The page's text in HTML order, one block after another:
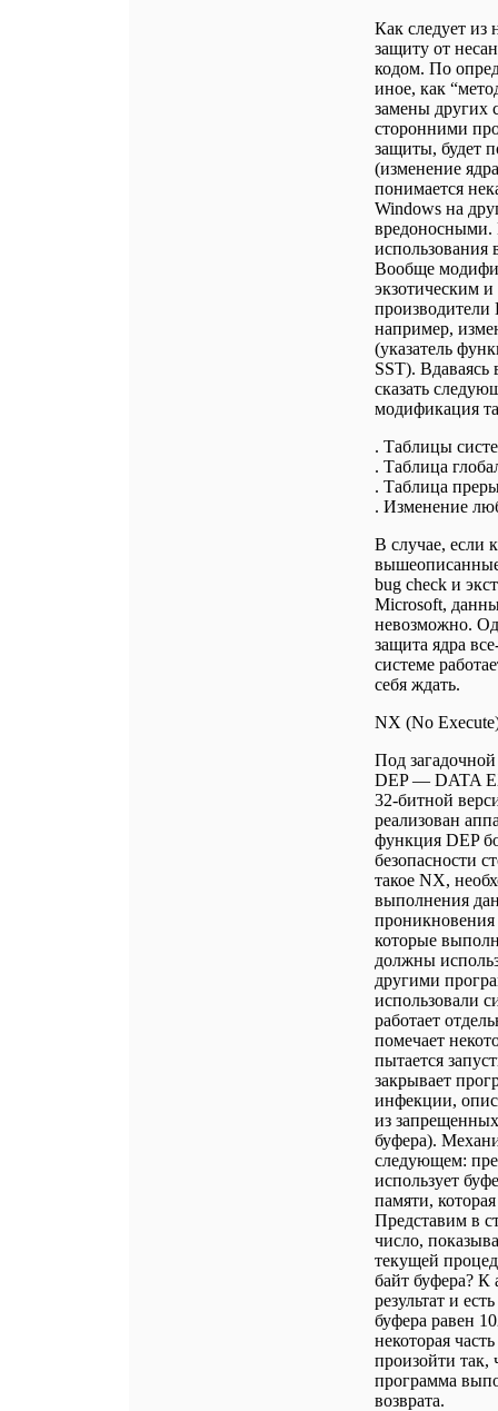
Как следует из
защиту от
кодом. По
иное, как
замены других
сторонними
защиты, будет
(изменение
понимается
Windows на
вредоносными.
Вообще
экзотическим
например,
(указатель
SST). Вдаваясь
сказать
модификация
. Таблицы
. Таблица
. Таблица
. Изменение
В случае, если
вышеописанные
bug check и
Microsoft,
невозможно.
защита ядра
системе
себя ждать.
NX (No
Под
DEP — DATA
32-битной
реализован
функция DEP
безопасности
такое NX,
выполнения
проникновения
которые
должны
другими
использовали
работает
помечает
пытается
закрывает
инфекции,
из
буфера).
следующем:
использует
памяти,
Представим в
число,
текущей
байт буфера? К
результат и
буфера равен
некоторая
произойти так,
программа
возврата.